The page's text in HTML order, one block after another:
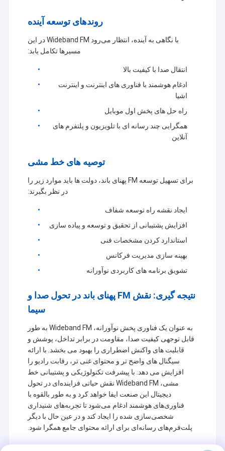
روندهای توسعه آینده
با نگاهی به آینده، انتظار می‌رود Wideband FM در این
مسیرها تکامل یابد:
انتقال صدا با کیفیت بالا
ادغام هوشمند با فناوری های اینترنت و اینترنت
اشیا
راه حل های پخش اول موبایل
همگرایی چند رسانه ای با تلویزیون و پلتفرم های
آنلاین
توصیه های خط مشی
برای تسهیل توسعه FM پهنای باند، دولت ها باید موارد زیر را
در نظر بگیرند:
ایجاد نقشه راه توسعه شفاف
افزایش پشتیبانی از تحقیق و توسعه و پیاده سازی
استاندارد کردن مشخصات فنی
بهینه سازی مدیریت فرکانس
تشویق برنامه های کاربردی نوآورانه
نتیجه گیری: نقش FM پهنای باند در تحول صدا و
سیما
به عنوان یک فناوری پخش نوآورانه، Wideband FM به طور
قابل توجهی کیفیت صدا، مقاومت در برابر تداخل، پوشش و
قابلیت های واکنش اضطراری را بهبود می بخشد. با ارائه
سیگنال های واضح تر و محتوای غنی تر، رقابت رادیو را
افزایش می دهد. با پیشرفت تکنولوژیکی و پشتیبانی خط
مشی، Wideband FM نقش حیاتی فزاینده‌ای در تحول
دیجیتال این صنعت ایفا خواهد کرد و به طور بالقوه با
فناوری‌های هوشمند ادغام می‌شود تا تجربه‌های شنیداری
شخصی‌سازی شده را ایجاد کند و در عین حال با دیگر
پلت‌فرم‌های رسانه‌ای برای ارائه محتوای جامع همگرا شود.